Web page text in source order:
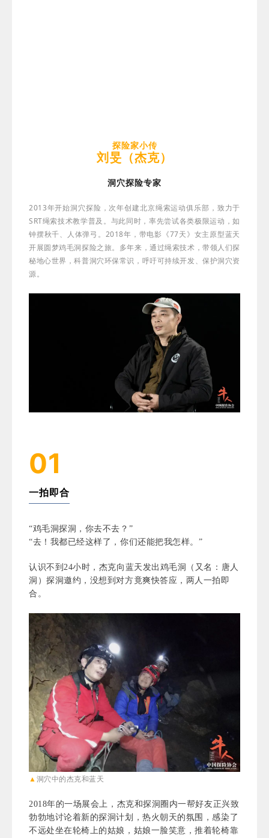
探险家小传
刘旻（杰克）
洞穴探险专家
2013年开始洞穴探险，次年创建北京绳索运动俱乐部，致力于
SRT绳索技术教学普及 。与此同时，率先尝试各类极限运动，如
钟摆秋千、人体弹弓。2018年，带电影《77天》女主原型蓝天
开展圆梦鸡毛洞探险之旅。多年来，通过绳索技术，带领人们探
秘地心世界，科普洞穴环保常识，呼吁可持续开发、保护洞穴资
源。
01
一拍即合
“鸡毛洞探洞，你去不去？”
“去！我都已经这样了，你们还能把我怎样。”
认识不到24小时，杰克向蓝天发出鸡毛洞（又名：唐人
洞）探洞邀约，没想到对方竟爽快答应，两人一拍即
合。
▲ 洞穴中的杰克和蓝天
2018年的一场展会上，杰克和探洞圈内一帮好友正兴致
勃勃地讨论着新的探洞计划，热火朝天的氛围，感染了
不远处坐在轮椅上的姑娘，姑娘一脸笑意，推着轮椅靠